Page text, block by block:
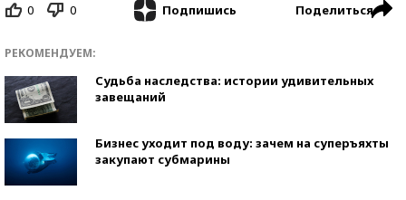
0 0 Подпишись Поделиться
РЕКОМЕНДУЕМ:
Судьба наследства: истории удивительных
завещаний
Бизнес уходит под воду: зачем на суперъяхты
закупают субмарины